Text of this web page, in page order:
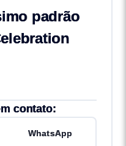
padrão
contato:
WhatsApp